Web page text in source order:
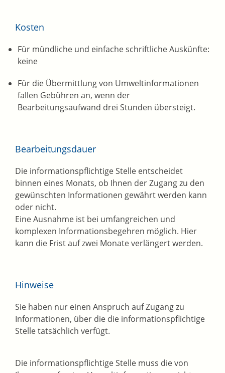
Kosten
Für mündliche und einfache schriftliche Auskünfte:
keine
Für die Übermittlung von Umweltinformationen
fallen Gebühren an, wenn der
Bearbeitungsaufwand drei Stunden übersteigt.
Bearbeitungsdauer
Die informationspflichtige Stelle entscheidet
binnen eines Monats, ob Ihnen der Zugang zu den
gewünschten Informationen gewährt werden kann
oder nicht.
Eine Ausnahme ist bei umfangreichen und
komplexen Informationsbegehren möglich. Hier
kann die Frist auf zwei Monate verlängert werden.
Hinweise
Sie haben nur einen Anspruch auf Zugang zu
Informationen, über die die informationspflichtige
Stelle tatsächlich verfügt.
Die informationspflichtige Stelle muss die von